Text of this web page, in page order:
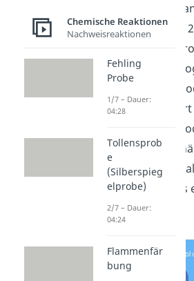
erkennst du an
Seit November
weiße Rauten mit
benutzt — die
Gefahrensymbole
mit dem
dir an, dass das
gefährlich ist.
hingegen das
bedeutet das,
ist.
Chemische Reaktionen
Nachweisreaktionen
Fehling
Probe
1/7 – Dauer:
04:28
Tollensprob
e
(Silberspieg
elprobe)
2/7 – Dauer:
04:24
Flammenfär
bung